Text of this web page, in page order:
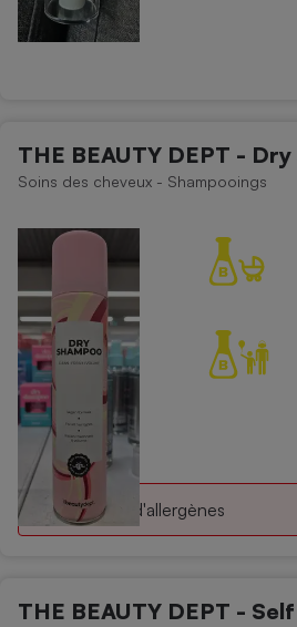
THE BEAUTY DEPT -
Soins des cheveux - Shampooings
Présence d'allergènes
THE BEAUTY DEPT -